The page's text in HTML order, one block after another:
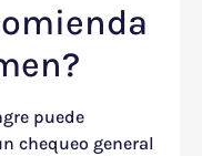
puede
chequeo general